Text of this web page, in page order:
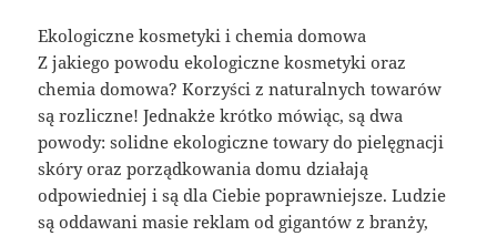
Ekologiczne kosmetyki i chemia domowa
Z jakiego powodu ekologiczne kosmetyki oraz
chemia domowa? Korzyści z naturalnych towarów
są rozliczne! Jednakże krótko mówiąc, są dwa
powody: solidne ekologiczne towary do pielęgnacji
skóry oraz porządkowania domu działają
odpowiedniej i są dla Ciebie poprawniejsze. Ludzie
są oddawani masie reklam od gigantów z branży,